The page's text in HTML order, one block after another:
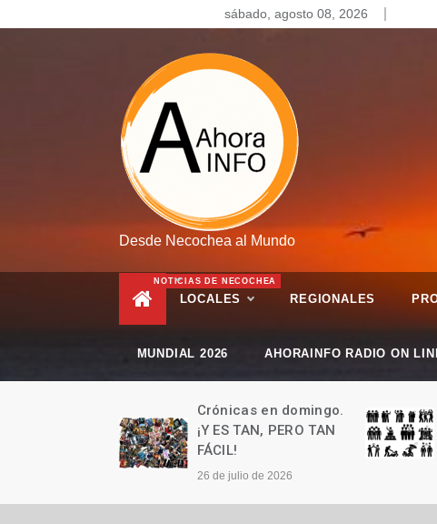
to
sábado, agosto 08, 2026
Desde Necochea al Mundo
LOCALES
NOTICIAS DE NECOCHEA
REGIONALES
MUNDIAL 2026 AHORAINFO RADIO ON
Crónicas en domingo.
¡Y ES TAN, PERO TAN
FÁCIL!
26 de julio de 2026